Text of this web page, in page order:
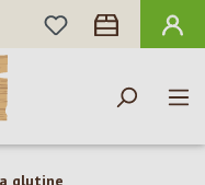
HAI 0 ARTICOLI
glutine